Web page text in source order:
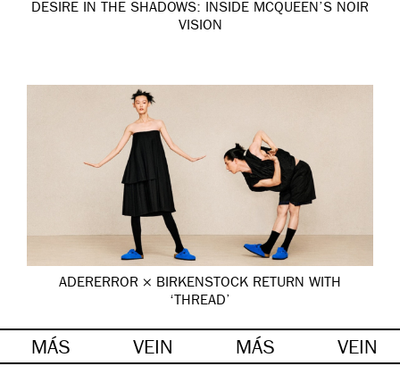
DESIRE IN THE SHADOWS: INSIDE MCQUEEN’S NOIR
VISION
ADERERROR × BIRKENSTOCK RETURN WITH
‘THREAD’
MÁS VEIN MÁS VEIN